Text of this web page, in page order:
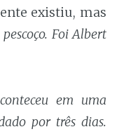
existiu, mas
Foi Albert
em uma
por três dias.